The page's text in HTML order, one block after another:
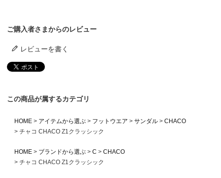
ご購入者さまからのレビュー
レビューを書く
この商品が属するカテゴリ
HOME アイテムから選ぶ フットウエア サンダル
CHACO
チャコ CHACO Z1クラッシック
HOME ブランドから選ぶ C
CHACO
チャコ CHACO Z1クラッシック